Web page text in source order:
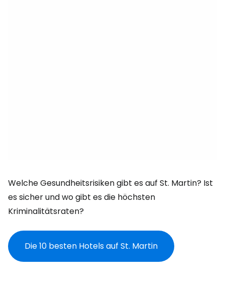
Welche Gesundheitsrisiken gibt es auf St. Martin? Ist
es sicher und wo gibt es die höchsten
Kriminalitätsraten?
Die 10 besten Hotels auf St. Martin